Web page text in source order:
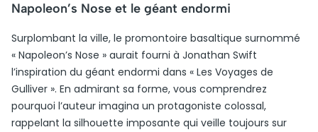
Napoleon’s Nose et le géant endormi
Surplombant la ville, le promontoire basaltique surnommé
« Napoleon’s Nose » aurait fourni à Jonathan Swift
l’inspiration du géant endormi dans « Les Voyages de
Gulliver ». En admirant sa forme, vous comprendrez
pourquoi l’auteur imagina un protagoniste colossal,
rappelant la silhouette imposante qui veille toujours sur